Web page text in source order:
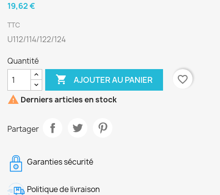
19,62 €
TTC
U112/114/122/124
Quantité
 AJOUTER AU PANIER
favorite_border
 Derniers articles en stock
Partager
Garanties sécurité
Politique de livraison